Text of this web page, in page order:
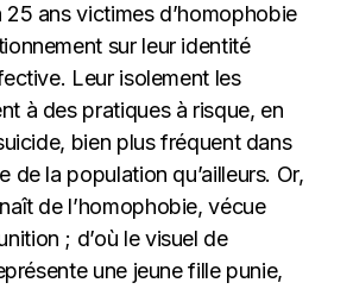
25 ans victimes d’homophobie
sur leur identité
Leur isolement les
à des pratiques à risque, en
bien plus fréquent dans
de la population qu’ailleurs. Or,
de l’homophobie, vécue
; d’où le visuel de
une jeune fille punie,